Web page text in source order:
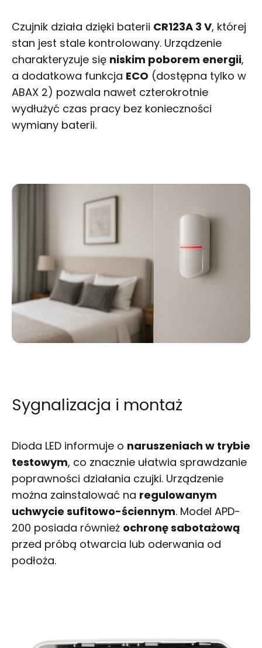
Czujnik działa dzięki baterii CR123A 3 V, której
stan jest stale kontrolowany. Urządzenie
charakteryzuje się niskim poborem energii,
a dodatkowa funkcja ECO (dostępna tylko w
ABAX 2) pozwala nawet czterokrotnie
wydłużyć czas pracy bez konieczności
wymiany baterii.
Sygnalizacja i montaż
Dioda LED informuje o naruszeniach w trybie
testowym, co znacznie ułatwia sprawdzanie
poprawności działania czujki. Urządzenie
można zainstalować na regulowanym
uchwycie sufitowo-ściennym. Model APD-
200 posiada również ochronę sabotażową
przed próbą otwarcia lub oderwania od
podłoża.